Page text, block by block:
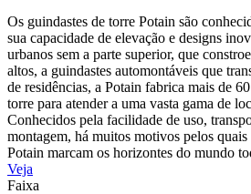
Os guindastes de torre Potain são
sua capacidade de elevação e designs
urbanos sem a parte superior, que
altos, a guindastes automontáveis que
de residências, a Potain fabrica mais de
torre para atender a uma vasta gama de
Conhecidos pela facilidade de uso,
montagem, há muitos motivos pelos quais
Potain marcam os horizontes do mundo
Veja
Faixa